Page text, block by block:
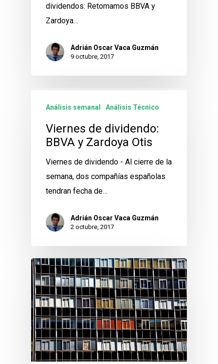
dividendos: Retomamos BBVA y
Zardoya…
Adrián Oscar Vaca Guzmán
9 octubre, 2017
Análisis semanal Análisis Técnico
Viernes de dividendo:
BBVA y Zardoya Otis
Viernes de dividendo - Al cierre de la
semana, dos compañías españolas
tendran fecha de…
Adrián Oscar Vaca Guzmán
2 octubre, 2017